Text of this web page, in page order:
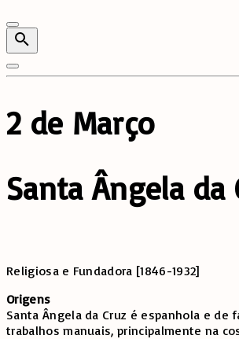
2 de Março
Santa Ângela
Religiosa e Fundadora [1846-1932]
Origens
Santa Ângela da Cruz é espanhola e de
trabalhos manuais, principalmente na